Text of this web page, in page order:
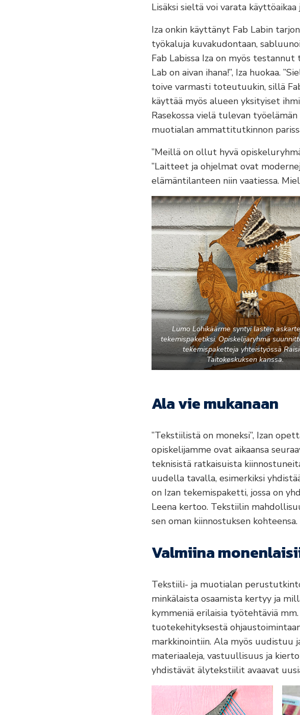
Lisäksi sieltä voi varata
Iza onkin käyttänyt Fab Labin
työkaluja kuvakudontaan,
Fab Labissa Iza on myös
Lab on aivan ihana!”, Iza huokaa.
toive varmasti toteutuukin, sillä
käyttää myös alueen yksityiset
Rasekossa vielä tulevan
muotialan ammattitutkinnon
”Meillä on ollut hyvä
”Laitteet ja ohjelmat ovat
elämäntilanteen niin vaatiessa.
Lumo Lohikäärme syntyi lasten
tekemispaketiksi. Opiskelijaryhmä
tekemispaketteja yhteistyössä
Taitokeskuksen kanssa.
Ala vie mukanaan
”Tekstiilistä on moneksi”, Izan
opiskelijamme ovat aikaansa
teknisistä ratkaisuista
uudella tavalla, esimerkiksi
on Izan tekemispaketti, jossa on
Leena kertoo. Tekstiilin
sen oman kiinnostuksen kohteensa.
Valmiina
Tekstiili- ja muotialan
minkälaista osaamista kertyy ja
kymmeniä erilaisia työtehtäviä
tuotekehityksestä
markkinointiin. Ala myös uudistuu
materiaaleja, vastuullisuus ja
yhdistävät älytekstiilit avaavat